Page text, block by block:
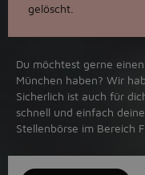
gelöscht.
Du möchtest gerne
‪München‬ haben? Wir
Sicherlich ist auch für
schnell und einfach
Stellenbörse im Bereich